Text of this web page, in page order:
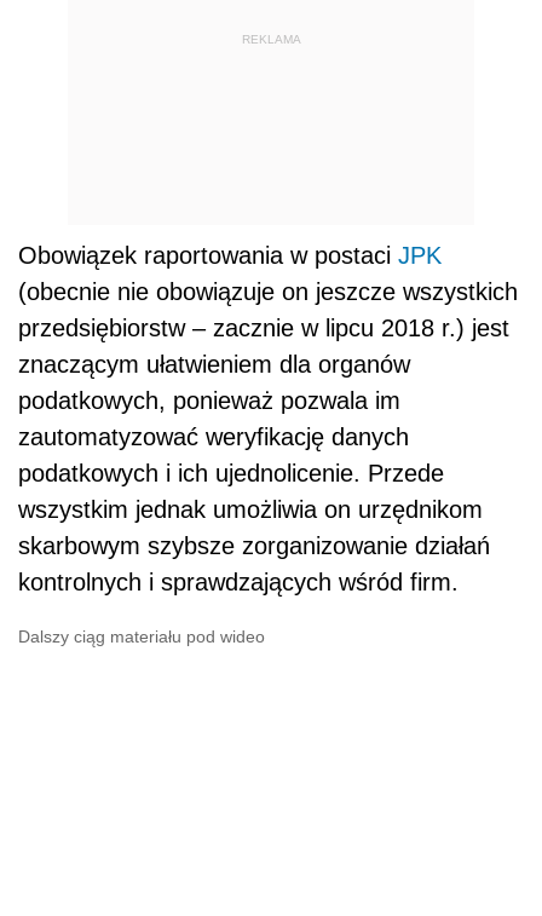
REKLAMA
Obowiązek raportowania w postaci JPK
(obecnie nie obowiązuje on jeszcze wszystkich
przedsiębiorstw – zacznie w lipcu 2018 r.) jest
znaczącym ułatwieniem dla organów
podatkowych, ponieważ pozwala im
zautomatyzować weryfikację danych
podatkowych i ich ujednolicenie. Przede
wszystkim jednak umożliwia on urzędnikom
skarbowym szybsze zorganizowanie działań
kontrolnych i sprawdzających wśród firm.
Dalszy ciąg materiału pod wideo